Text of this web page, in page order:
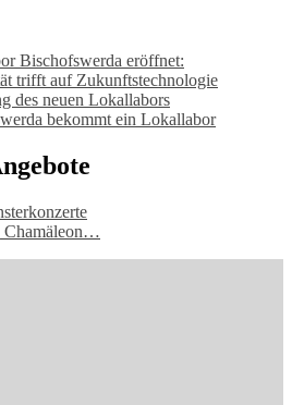
Bischofswerda eröffnet:
trifft auf Zukunftstechnologie
des neuen Lokallabors
bekommt ein Lokallabor
Chamäleon…